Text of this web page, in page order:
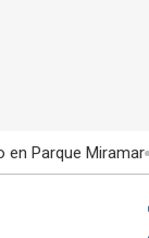
en Parque Miramar